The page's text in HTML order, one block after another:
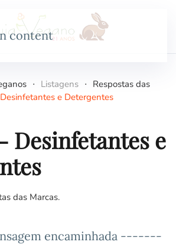
content
Listagens
Respostas das
e Detergentes
Desinfetantes e
das Marcas.
encaminhada -------